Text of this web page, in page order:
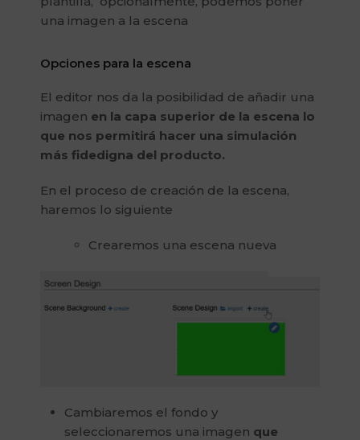
una imagen a la escena
Opciones para la escena
El editor nos da la posibilidad de añadir una
imagen en la capa superior de la escena lo
que nos permitirá hacer una simulación
más fidedigna del producto.
En el proceso de creación de la escena,
haremos lo siguiente
Crearemos una escena nueva
Cambiaremos el fondo y
seleccionaremos una imagen que